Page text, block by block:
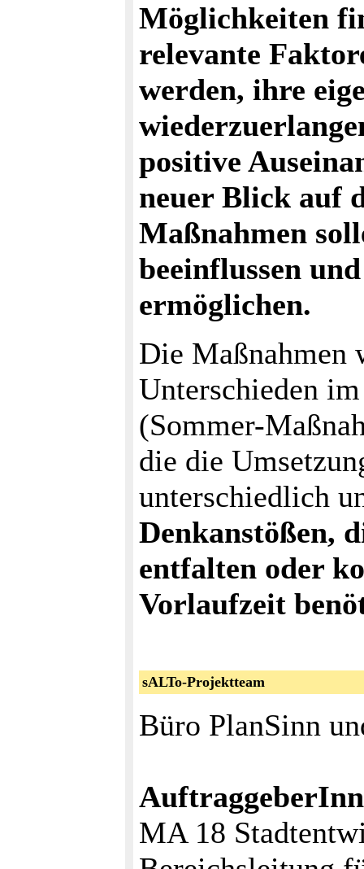
Möglichkeiten
relevante
werden, ihre
positive
neuer Blick auf
Maßnahmen
beeinflussen
ermöglichen.
Die Maßnahmen
Unterschieden
(Sommer-
die die
unterschiedlich
Denkanstößen,
entfalten oder
Vorlaufzeit
sALTo-Projektteam
Büro PlanSinn
MA 18